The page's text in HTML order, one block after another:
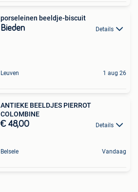
porseleinen beeldje-biscuit
Bieden Details
Leuven 1 aug 26
ANTIEKE BEELDJES PIERROT
COLOMBINE
€ 48,00 Details
Belsele Vandaag